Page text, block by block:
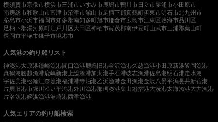
横須賀市宗像市横浜市三浦市いすみ市鹿嶋市鴨川市日立市勝浦市小田原市
南房総市和歌山市富津市沼津市館山市足柄下郡真鶴町伊東市明石市北九州市
糸島市小浜市福岡市知多郡南知多町旭市鎌倉市広島市江東区熱海市品川区
足柄下郡湯河原町江戸川区大田区神栖市賀茂郡南伊豆町山武市三浦郡葉山町
長岡市平塚市銚子市境港市
人気港の釣り船リスト
神湊港大原港鐘崎漁港間口漁港 鹿嶋旧港金沢漁港久慈漁港小田原新港飯岡漁港
真鶴港腰越漁港 鹿嶋新港 上総湊港加太港手石港岐志漁港佐島港明石港走水港
宇佐美港松輪江奈漁港福浦港寺泊港乙浜漁港金田漁港金沢八景平潟長井新宿港
片貝旧港市堀川沿い平潟港外川漁港那珂湊港葉山鐙摺港大洗港太海漁港大井漁港
片名漁港姪浜漁港波崎港西津漁港
人気エリアの釣り船検索